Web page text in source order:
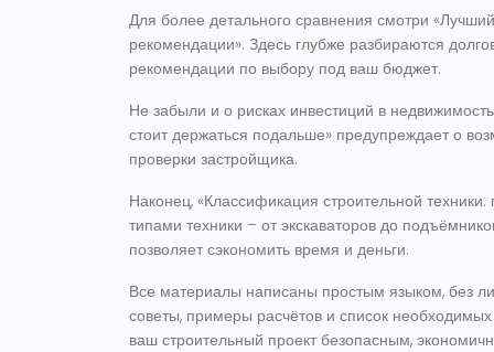
Для более детального сравнения смотри
рекомендации». Здесь глубже разбираются
рекомендации по выбору под ваш бюджет.
Не забыли и о рисках инвестиций в
стоит держаться подальше» предупреждает о
проверки застройщика.
Наконец, «Классификация строительной
типами техники – от экскаваторов до
позволяет сэкономить время и деньги.
Все материалы написаны простым языком, без
советы, примеры расчётов и список
ваш строительный проект безопасным,